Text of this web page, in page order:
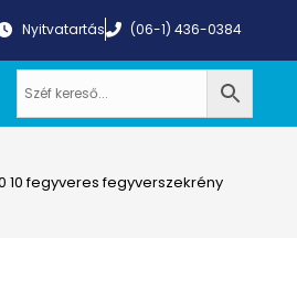
Nyitvatartás (06-1) 436-0384
10 fegyveres fegyverszekrény